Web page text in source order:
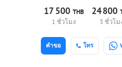
17500 THB
1 ชั่วโมง
24800
3 ชั่วโม
โทร
คำขอ